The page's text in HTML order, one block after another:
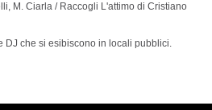
M. Ciarla / Raccogli L'attimo di Cristiano
DJ che si esibiscono in locali pubblici.